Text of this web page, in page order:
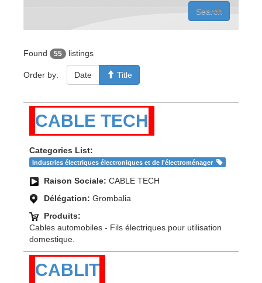
Found 55 listings
Order by: Date Title
CABLE TECH
Categories List:
Industries électriques électroniques et de l'électroménager
Raison Sociale: CABLE TECH
Délégation: Grombalia
Produits:
Cables automobiles - Fils électriques pour utilisation
domestique.
CABLIT